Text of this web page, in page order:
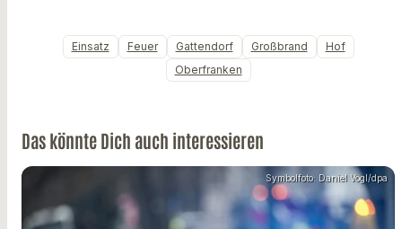
Einsatz Feuer Gattendorf Großbrand
Hof
Oberfranken
Das könnte Dich auch interessieren
Symbolfoto: Daniel Vogl/dpa